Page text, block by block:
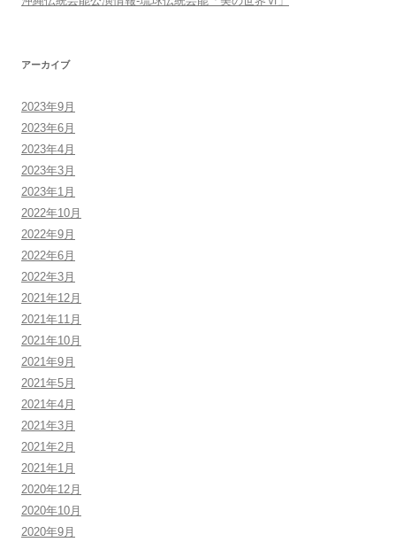
アーカイブ
2023年9月
2023年6月
2023年4月
2023年3月
2023年1月
2022年10月
2022年9月
2022年6月
2022年3月
2021年12月
2021年11月
2021年10月
2021年9月
2021年5月
2021年4月
2021年3月
2021年2月
2021年1月
2020年12月
2020年10月
2020年9月